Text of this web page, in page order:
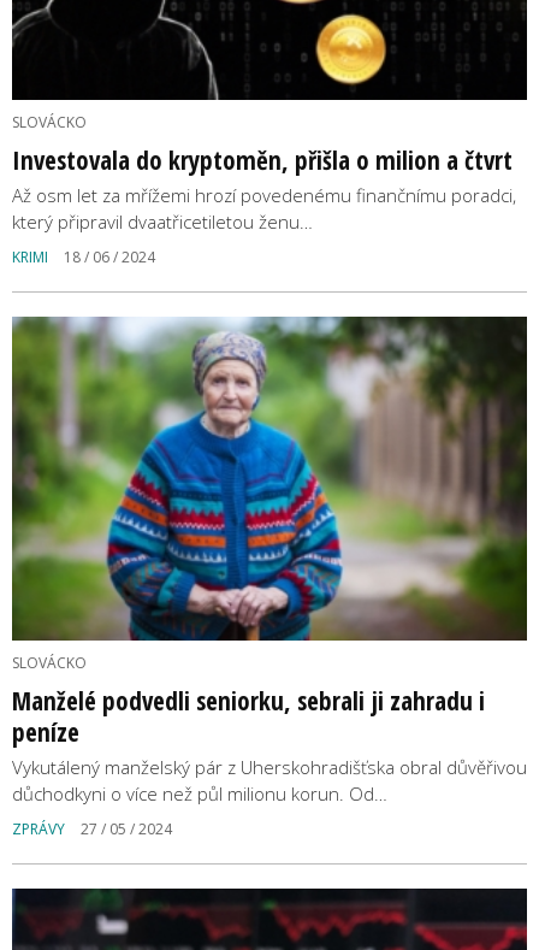
SLOVÁCKO
Investovala do kryptoměn, přišla o milion a čtvrt
Až osm let za mřížemi hrozí povedenému finančnímu poradci,
který připravil dvaatřicetiletou ženu…
KRIMI 18 / 06 / 2024
SLOVÁCKO
Manželé podvedli seniorku, sebrali ji zahradu i
peníze
Vykutálený manželský pár z Uherskohradišťska obral důvěřivou
důchodkyni o více než půl milionu korun. Od…
ZPRÁVY 27 / 05 / 2024